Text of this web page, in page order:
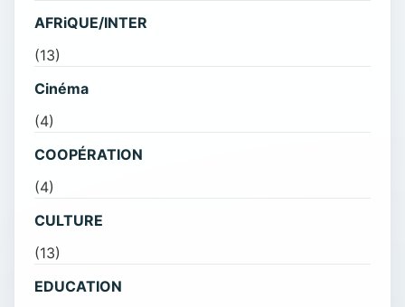
AFRiQUE/INTER
(13)
Cinéma
(4)
COOPÉRATION
(4)
CULTURE
(13)
EDUCATION